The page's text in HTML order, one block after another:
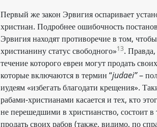
Первый же закон Эрвигия оспаривает
христиан. Подробнее ошибочность
Эрвигия находят противоречие в том,
христианину статус свободного»13.
течение которого евреи могут продать
которые включаются в термин “judaei”–
иудеям «избегать благодати крещения».
рабами-христианами касается и тех, кто
не перешедшими в христианство, состоит
продать своих рабов (также, видимо, по